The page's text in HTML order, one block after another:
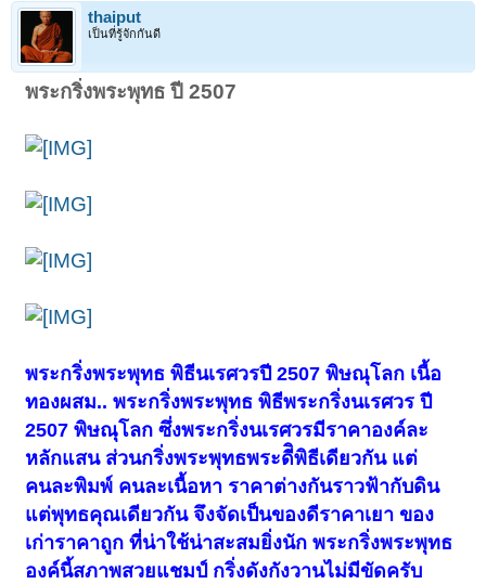
thaiput
เป็นที่รู้จักกันดี
พระกริ่งพระพุทธ ปี 2507
พระกริ่งพระพุทธ พิธีนเรศวรปี 2507 พิษณุโลก เนื้อ
ทองผสม.. พระกริ่งพระพุทธ พิธีพระกริ่งนเรศวร ปี
2507 พิษณุโลก ซึ่งพระกริ่งนเรศวรมีราคาองค์ละ
หลักแสน ส่วนกริ่งพระพุทธพระดีิพิธีเดียวกัน แต่
คนละพิมพ์ คนละเนื้อหา ราคาต่างกันราวฟ้ากับดิน
แต่พุทธคุณเดียวกัน จึงจัดเป็นของดีราคาเยา ของ
เก่าราคาถูก ที่น่าใช้น่าสะสมยิ่งนัก พระกริ่งพระพุทธ
องค์นี้สภาพสวยแชมป์ กริ่งดังกังวานไม่มีขัดครับ